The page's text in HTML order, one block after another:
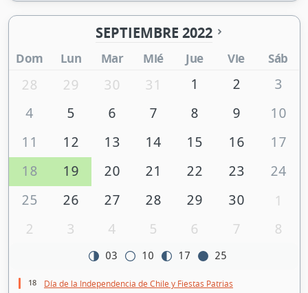
SEPTIEMBRE 2022
Dom Lun Mar Mié Jue Vie Sáb
28 29 30 31 1 2
3
4
5 6 7 8 9
10
11
12 13 14 15 16
17
18
19 20 21 22 23
24
25
26 27 28 29 30
1
2
3 4 5 6 7 8
03 10 17 25
18 Día de la Independencia de Chile y Fiestas Patrias